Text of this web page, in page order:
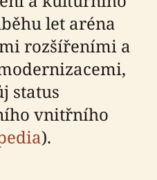
let aréna
rozšířeními a
status
vnitřního
).